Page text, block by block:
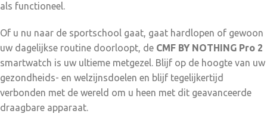
als functioneel.
Of u nu naar de sportschool gaat, gaat hardlopen of gewoon
uw dagelijkse routine doorloopt, de CMF BY NOTHING Pro 2
smartwatch is uw ultieme metgezel. Blijf op de hoogte van uw
gezondheids- en welzijnsdoelen en blijf tegelijkertijd
verbonden met de wereld om u heen met dit geavanceerde
draagbare apparaat.